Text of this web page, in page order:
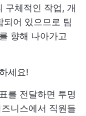
구체적인 작업, 개
되어 있으므로 팀
향해 나아가고
세요!
를 전달하면 투명
니스에서 직원들